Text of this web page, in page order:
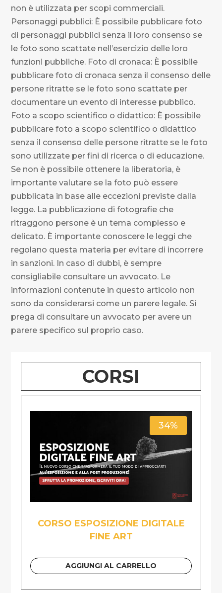
non è utilizzata per scopi commerciali.
Personaggi pubblici: È possibile pubblicare foto
di personaggi pubblici senza il loro consenso se
le foto sono scattate nell’esercizio delle loro
funzioni pubbliche. Foto di cronaca: È possibile
pubblicare foto di cronaca senza il consenso delle
persone ritratte se le foto sono scattate per
documentare un evento di interesse pubblico.
Foto a scopo scientifico o didattico: È possibile
pubblicare foto a scopo scientifico o didattico
senza il consenso delle persone ritratte se le foto
sono utilizzate per fini di ricerca o di educazione.
Se non è possibile ottenere la liberatoria, è
importante valutare se la foto può essere
pubblicata in base alle eccezioni previste dalla
legge. La pubblicazione di fotografie che
ritraggono persone è un tema complesso e
delicato. È importante conoscere le leggi che
regolano questa materia per evitare di incorrere
in sanzioni. In caso di dubbi, è sempre
consigliabile consultare un avvocato. Le
informazioni contenute in questo articolo non
sono da considerarsi come un parere legale. Si
prega di consultare un avvocato per avere un
parere specifico sul proprio caso.
CORSI
34%
CORSO ESPOSIZIONE DIGITALE
FINE ART
AGGIUNGI AL CARRELLO